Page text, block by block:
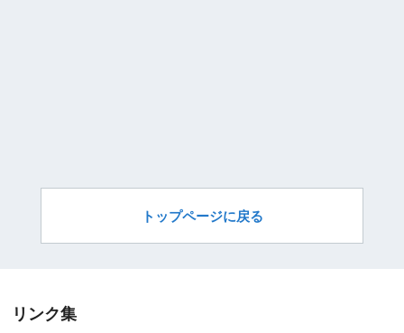
トップページに戻る
リンク集